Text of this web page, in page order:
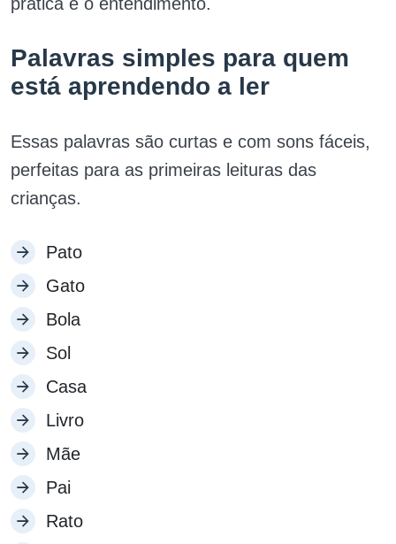
Palavras simples para quem
está aprendendo a ler
Essas palavras são curtas e com sons fáceis,
perfeitas para as primeiras leituras das
crianças.
Pato
Gato
Bola
Sol
Casa
Livro
Mãe
Pai
Rato